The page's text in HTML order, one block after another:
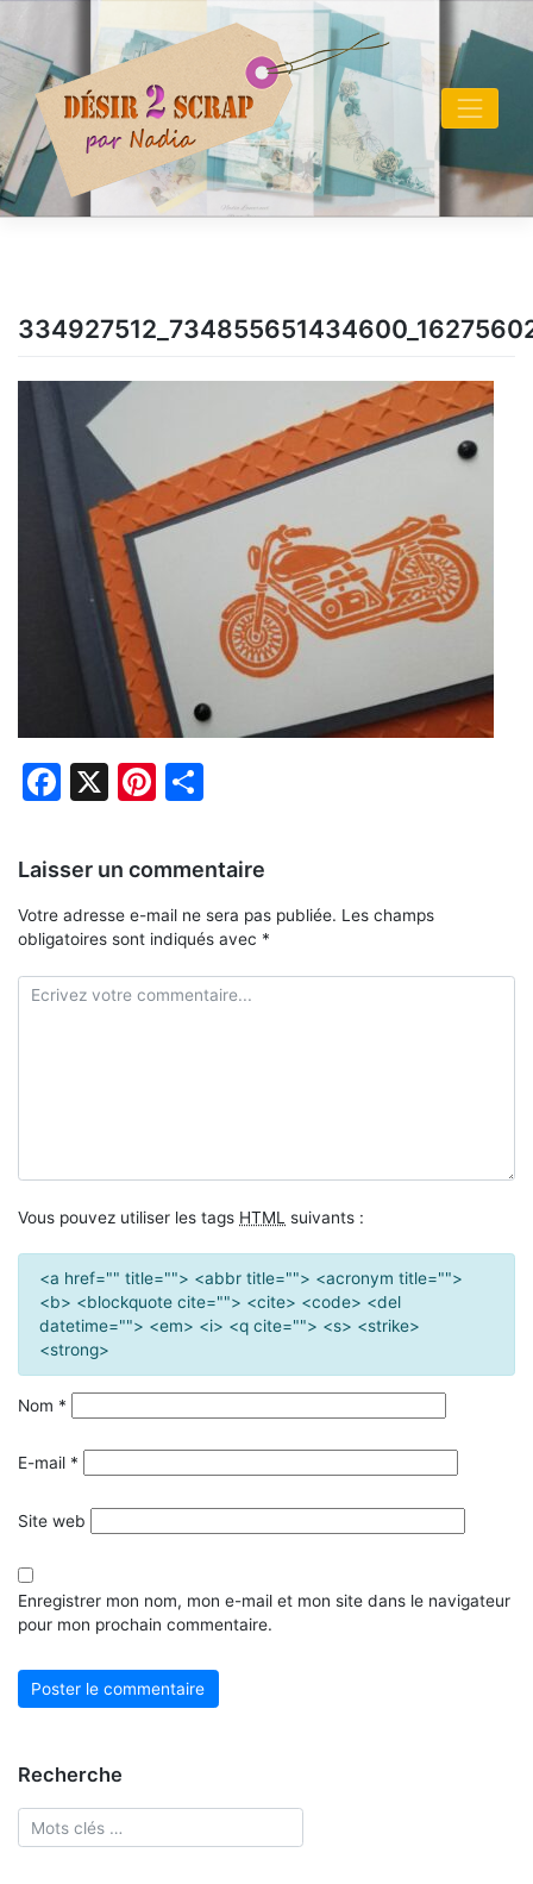
content
Facebook
X Pinterest
Laisser un commentaire
Votre adresse e-mail ne sera pas publiée. Les champs
obligatoires sont indiqués avec *
Vous pouvez utiliser les tags HTML suivants :
<a href="" title=""> <abbr title=""> <acronym title="">
<b> <blockquote cite=""> <cite> <code> <del
datetime=""> <em> <i> <q cite=""> <s> <strike>
<strong>
Nom *
E-mail *
Site web
Enregistrer mon nom, mon e-mail et mon site dans le navigateur
pour mon prochain commentaire.
Recherche